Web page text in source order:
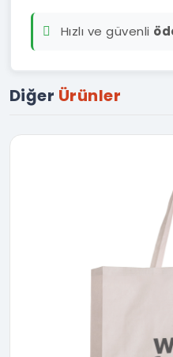
Hızlı ve güvenli
Diğer Ürünler